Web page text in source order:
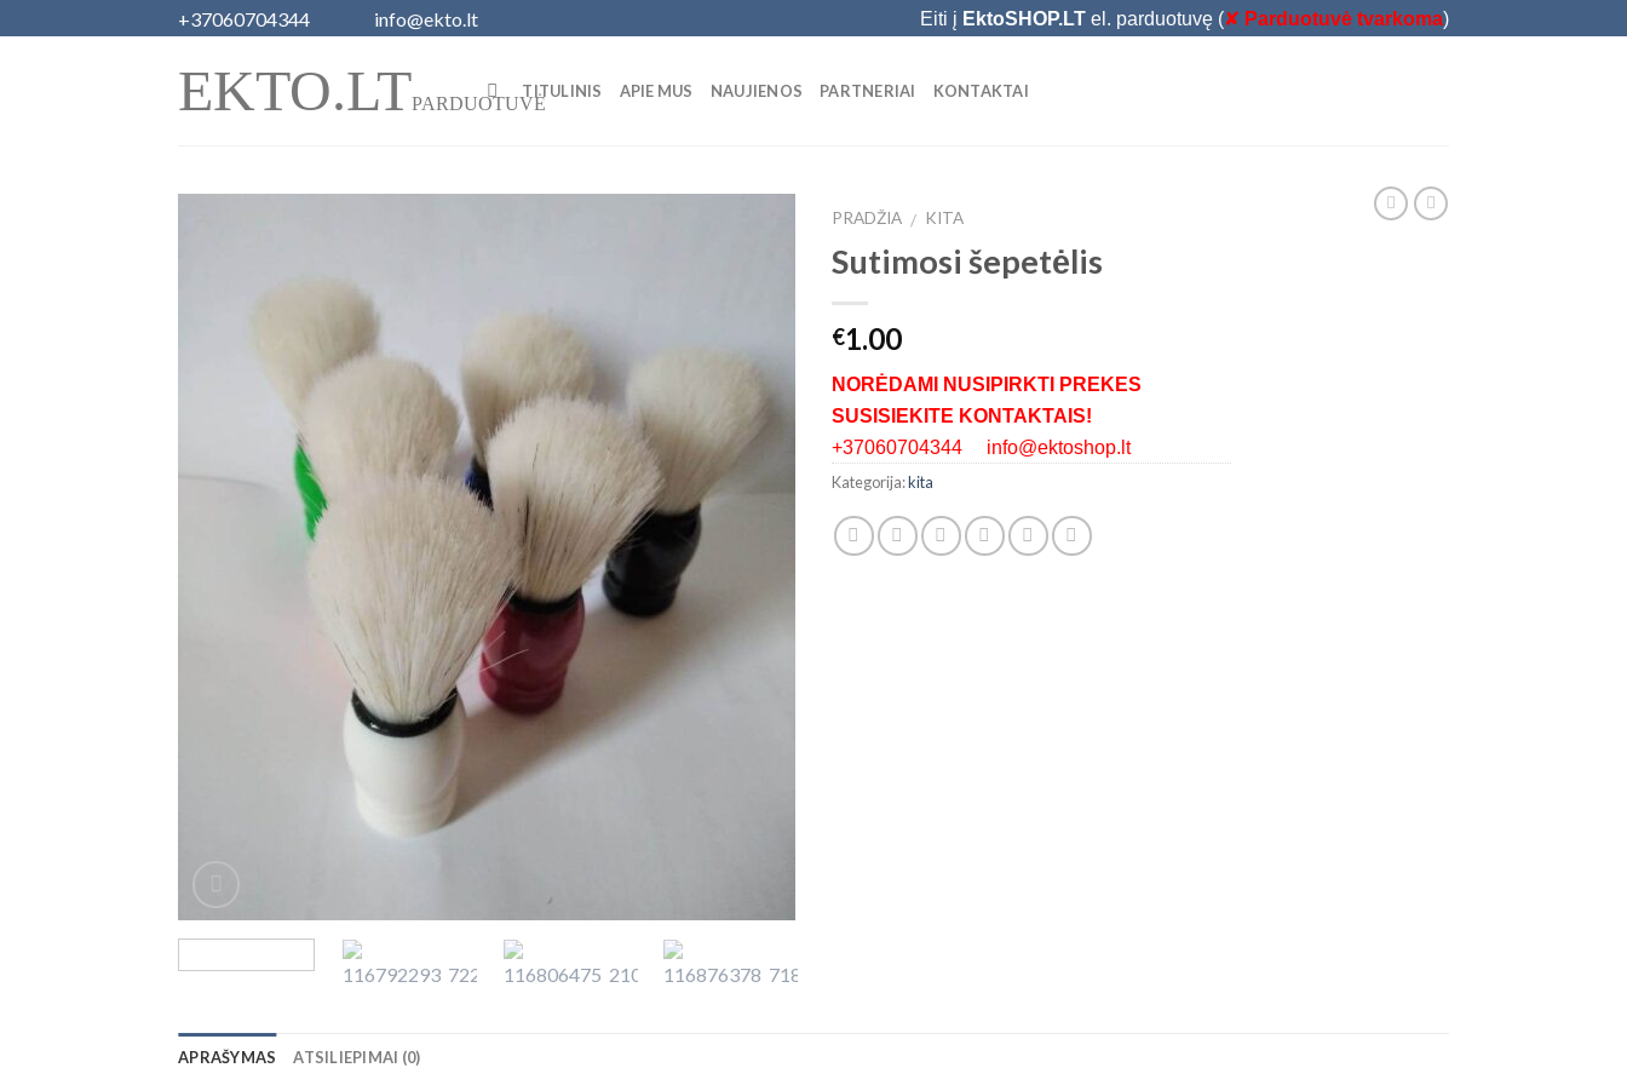
+37060704344 info@ekto.lt Eiti į EktoSHOP.LT el. parduotuvę (✘ Parduotuvė tvarkoma)
EKTO.LTPARDUOTUVĖ
TITULINIS APIE MUS NAUJIENOS PARTNERIAI KONTAKTAI
PRADŽIA / KITA
Sutimosi šepetėlis
€1.00
NORĖDAMI NUSIPIRKTI PREKES
SUSISIEKITE KONTAKTAIS!
+37060704344 info@ektoshop.lt
Kategorija:kita
APRAŠYMAS ATSILIEPIMAI (0)